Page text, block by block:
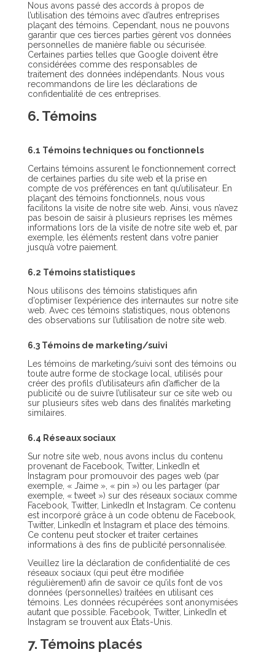
Nous avons passé des accords à propos de
l’utilisation des témoins avec d’autres entreprises
plaçant des témoins. Cependant, nous ne pouvons
garantir que ces tierces parties gèrent vos données
personnelles de manière fiable ou sécurisée.
Certaines parties telles que Google doivent être
considérées comme des responsables de
traitement des données indépendants. Nous vous
recommandons de lire les déclarations de
confidentialité de ces entreprises.
6. Témoins
6.1 Témoins techniques ou fonctionnels
Certains témoins assurent le fonctionnement correct
de certaines parties du site web et la prise en
compte de vos préférences en tant qu’utilisateur. En
plaçant des témoins fonctionnels, nous vous
facilitons la visite de notre site web. Ainsi, vous n’avez
pas besoin de saisir à plusieurs reprises les mêmes
informations lors de la visite de notre site web et, par
exemple, les éléments restent dans votre panier
jusqu’à votre paiement.
6.2 Témoins statistiques
Nous utilisons des témoins statistiques afin
d’optimiser l’expérience des internautes sur notre site
web. Avec ces témoins statistiques, nous obtenons
des observations sur l’utilisation de notre site web.
6.3 Témoins de marketing/suivi
Les témoins de marketing/suivi sont des témoins ou
toute autre forme de stockage local, utilisés pour
créer des profils d’utilisateurs afin d’afficher de la
publicité ou de suivre l’utilisateur sur ce site web ou
sur plusieurs sites web dans des finalités marketing
similaires.
6.4 Réseaux sociaux
Sur notre site web, nous avons inclus du contenu
provenant de Facebook, Twitter, LinkedIn et
Instagram pour promouvoir des pages web (par
exemple, « J’aime », « pin ») ou les partager (par
exemple, « tweet ») sur des réseaux sociaux comme
Facebook, Twitter, LinkedIn et Instagram. Ce contenu
est incorporé grâce à un code obtenu de Facebook,
Twitter, LinkedIn et Instagram et place des témoins.
Ce contenu peut stocker et traiter certaines
informations à des fins de publicité personnalisée.
Veuillez lire la déclaration de confidentialité de ces
réseaux sociaux (qui peut être modifiée
régulièrement) afin de savoir ce qu’ils font de vos
données (personnelles) traitées en utilisant ces
témoins. Les données récupérées sont anonymisées
autant que possible. Facebook, Twitter, LinkedIn et
Instagram se trouvent aux États-Unis.
7. Témoins placés